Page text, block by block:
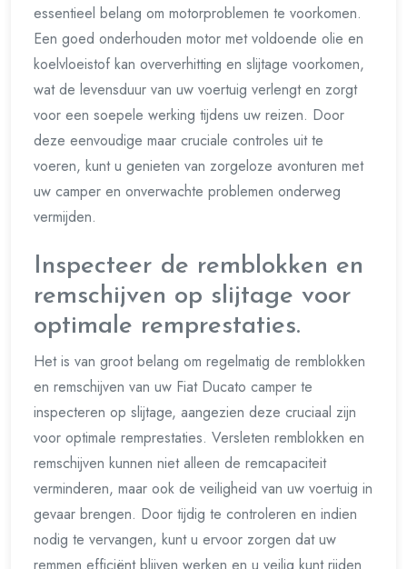
essentieel belang om motorproblemen te voorkomen.
Een goed onderhouden motor met voldoende olie en
koelvloeistof kan oververhitting en slijtage voorkomen,
wat de levensduur van uw voertuig verlengt en zorgt
voor een soepele werking tijdens uw reizen. Door
deze eenvoudige maar cruciale controles uit te
voeren, kunt u genieten van zorgeloze avonturen met
uw camper en onverwachte problemen onderweg
vermijden.
Inspecteer de remblokken en
remschijven op slijtage voor
optimale remprestaties.
Het is van groot belang om regelmatig de remblokken
en remschijven van uw Fiat Ducato camper te
inspecteren op slijtage, aangezien deze cruciaal zijn
voor optimale remprestaties. Versleten remblokken en
remschijven kunnen niet alleen de remcapaciteit
verminderen, maar ook de veiligheid van uw voertuig in
gevaar brengen. Door tijdig te controleren en indien
nodig te vervangen, kunt u ervoor zorgen dat uw